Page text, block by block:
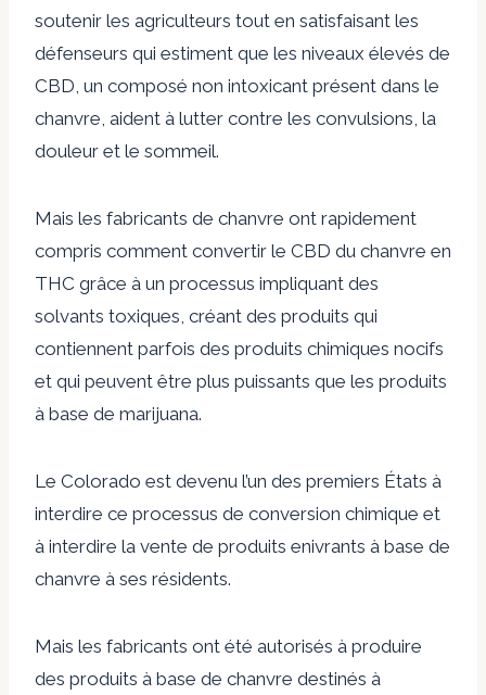
soutenir les agriculteurs tout en satisfaisant les
défenseurs qui estiment que les niveaux élevés de
CBD, un composé non intoxicant présent dans le
chanvre, aident à lutter contre les convulsions, la
douleur et le sommeil.
Mais les fabricants de chanvre ont rapidement
compris comment convertir le CBD du chanvre en
THC grâce à un processus impliquant des
solvants toxiques, créant des produits qui
contiennent parfois des produits chimiques nocifs
et qui peuvent être plus puissants que les produits
à base de marijuana.
Le Colorado est devenu l’un des premiers États à
interdire ce processus de conversion chimique et
à interdire la vente de produits enivrants à base de
chanvre à ses résidents.
Mais les fabricants ont été autorisés à produire
des produits à base de chanvre destinés à